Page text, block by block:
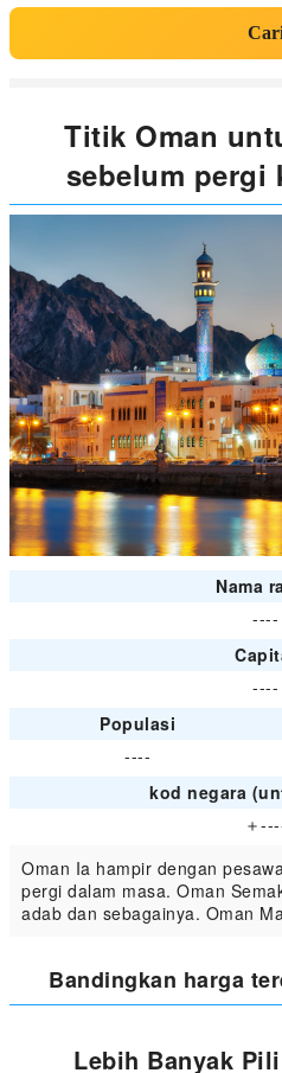
Titik Oman
sebelum pergi
Nama
----
----
Populasi
----
kod negara
＋
Oman Ia hampir dengan
pergi dalam masa. Oman
adab dan sebagainya. Oman
Bandingkan harga
Lebih Banyak